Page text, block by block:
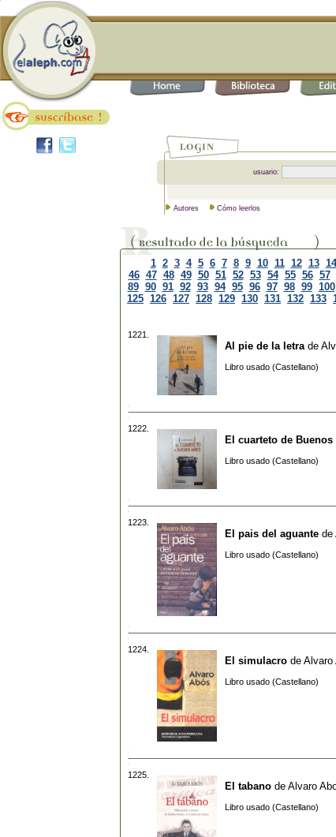
usuario:
Autores Cómo leerlos
1 2 3 4 5 6 7 8 9 10 11 12 13 14
46 47 48 49 50 51 52 53 54 55 56 57
89 90 91 92 93 94 95 96 97 98 99 100
125 126 127 128 129 130 131 132 133
1221.
Al pie de la letra de
Libro usado (Castellano)
1222.
El cuarteto de Buenos
Libro usado (Castellano)
1223.
El pais del aguante de
Libro usado (Castellano)
1224.
El simulacro de Alvaro
Libro usado (Castellano)
1225.
El tabano de Alvaro
Libro usado (Castellano)